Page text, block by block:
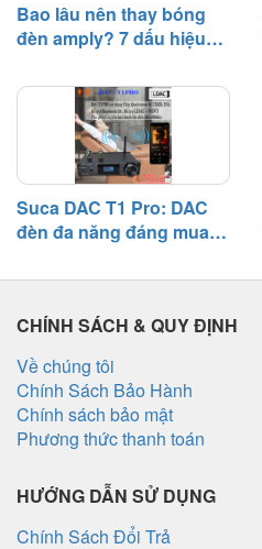
Bao lâu nên thay bóng
đèn amply? 7 dấu hiệu
Suca DAC T1 Pro: DAC
đèn đa năng đáng mua
CHÍNH SÁCH & QUY ĐỊNH
Về chúng tôi
Chính Sách Bảo Hành
Chính sách bảo mật
Phương thức thanh toán
HƯỚNG DẪN SỬ DỤNG
Chính Sách Đổi Trả